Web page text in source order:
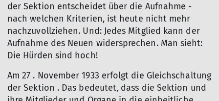
der Sektion entscheidet über die Aufnahme -
nach welchen Kriterien, ist heute nicht mehr
nachzuvollziehen. Und: Jedes Mitglied kann der
Aufnahme des Neuen widersprechen. Man sieht:
Die Hürden sind hoch!
Am 27 . November 1933 erfolgt die Gleichschaltung
der Sektion . Das bedeutet, dass die Sektion und